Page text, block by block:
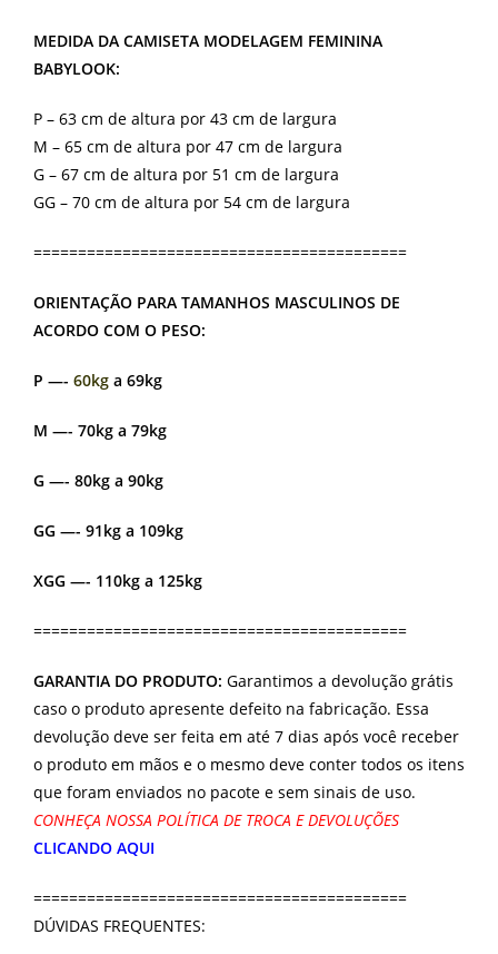
MEDIDA DA CAMISETA MODELAGEM FEMININA
BABYLOOK:
P – 63 cm de altura por 43 cm de largura
M – 65 cm de altura por 47 cm de largura
G – 67 cm de altura por 51 cm de largura
GG – 70 cm de altura por 54 cm de largura
==========================================
ORIENTAÇÃO PARA TAMANHOS MASCULINOS DE
ACORDO COM O PESO:
P —- 60kg a 69kg
M —- 70kg a 79kg
G —- 80kg a 90kg
GG —- 91kg a 109kg
XGG —- 110kg a 125kg
==========================================
GARANTIA DO PRODUTO: Garantimos a devolução grátis
caso o produto apresente defeito na fabricação. Essa
devolução deve ser feita em até 7 dias após você receber
o produto em mãos e o mesmo deve conter todos os itens
que foram enviados no pacote e sem sinais de uso.
CONHEÇA NOSSA POLÍTICA DE TROCA E DEVOLUÇÕES
CLICANDO AQUI
==========================================
DÚVIDAS FREQUENTES: